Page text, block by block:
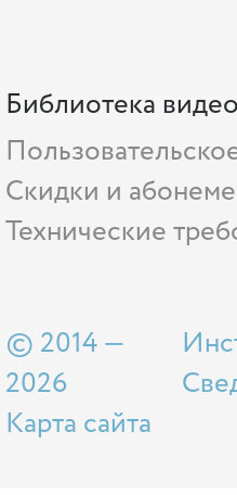
Библиотека
Скидки и
Технические
© 2014 —
2026
Карта сайта